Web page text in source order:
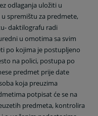
odlaganja uložiti u
spremištu za predmete,
daktilografu radi
u omotima sa svim
po kojima je postupljeno
na polici, postupa po
predmet prije date
koja preuzima
potpisat će se na
predmeta, kontrolira